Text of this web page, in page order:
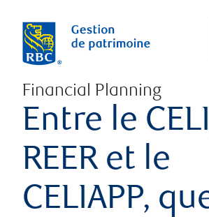
Financial Planning
Entre le
REER et le
CELIAPP,